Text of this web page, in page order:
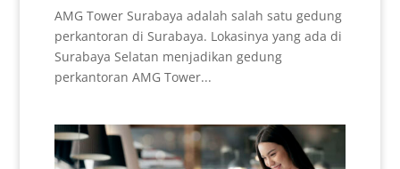
AMG Tower Surabaya adalah salah satu gedung
perkantoran di Surabaya. Lokasinya yang ada di
Surabaya Selatan menjadikan gedung
perkantoran AMG Tower...